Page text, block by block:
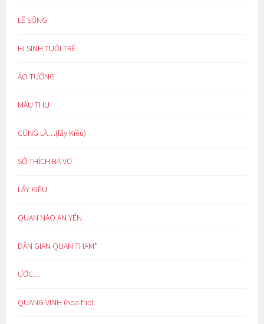
LẼ SỐNG
HI SINH TUỔI TRẺ
ẢO TƯỞNG
MÀU THU
CŨNG LÀ…(lẩy Kiều)
SỞ THÍCH BÁ VƠ
LẨY KIỀU
QUAN NÀO AN YÊN
DÂN GIAN QUAN THAM*
ƯỚC…
QUANG VINH (hoạ thơ)